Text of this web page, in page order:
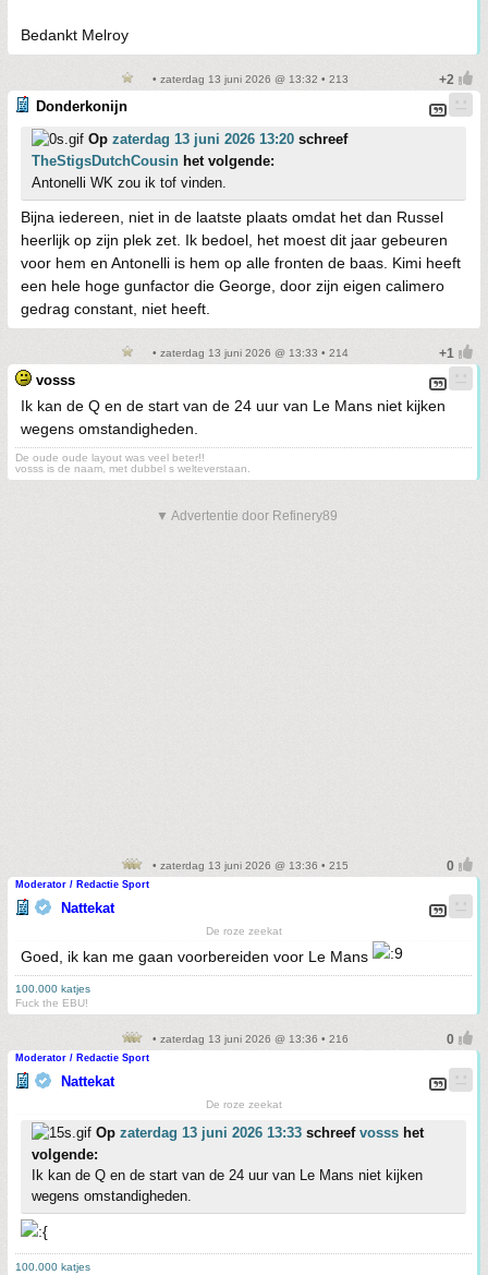
Bedankt Melroy
• zaterdag 13 juni 2026 @ 13:32 • 213
Donderkonijn
Op zaterdag 13 juni 2026 13:20 schreef
TheStigsDutchCousin het volgende:
Antonelli WK zou ik tof vinden.
Bijna iedereen, niet in de laatste plaats omdat het dan Russel
heerlijk op zijn plek zet. Ik bedoel, het moest dit jaar gebeuren
voor hem en Antonelli is hem op alle fronten de baas. Kimi heeft
een hele hoge gunfactor die George, door zijn eigen calimero
gedrag constant, niet heeft.
• zaterdag 13 juni 2026 @ 13:33 • 214
vosss
Ik kan de Q en de start van de 24 uur van Le Mans niet kijken
wegens omstandigheden.
De oude oude layout was veel beter!!
vosss is de naam, met dubbel s welteverstaan.
▼ Advertentie door Refinery89
• zaterdag 13 juni 2026 @ 13:36 • 215
Moderator / Redactie Sport
Nattekat
De roze zeekat
Goed, ik kan me gaan voorbereiden voor Le Mans
100.000 katjes
Fuck the EBU!
• zaterdag 13 juni 2026 @ 13:36 • 216
Moderator / Redactie Sport
Nattekat
De roze zeekat
Op zaterdag 13 juni 2026 13:33 schreef vosss het
volgende:
Ik kan de Q en de start van de 24 uur van Le Mans niet kijken
wegens omstandigheden.
100.000 katjes